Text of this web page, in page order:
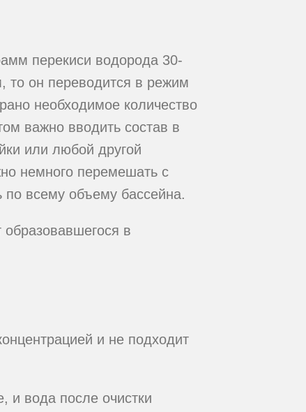
перекиси водорода 30-
то он переводится в режим
необходимое количество
важно вводить состав в
или любой другой
немного перемешать с
всему объему бассейна.
в
и не подходит
и вода после очистки